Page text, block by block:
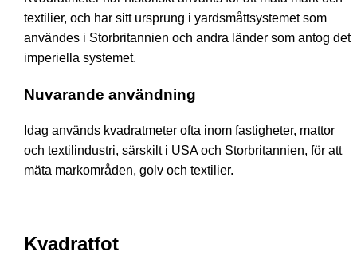
textilier, och har sitt ursprung i yardsmåttsystemet som
användes i Storbritannien och andra länder som antog det
imperiella systemet.
Nuvarande användning
Idag används kvadratmeter ofta inom fastigheter, mattor
och textilindustri, särskilt i USA och Storbritannien, för att
mäta markområden, golv och textilier.
Kvadratfot